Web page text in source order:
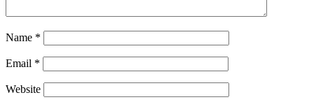
Name *
Email *
Website